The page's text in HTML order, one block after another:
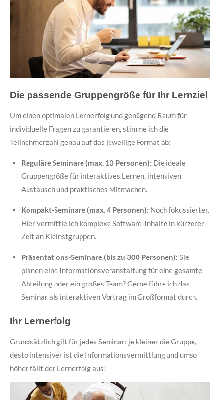
Die passende Gruppengröße für Ihr Lernziel
Um einen optimalen Lernerfolg und genügend Raum für
individuelle Fragen zu garantieren, stimme ich die
Teilnehmerzahl genau auf das jeweilige Format ab:
Reguläre Seminare (max. 10 Personen): Die ideale
Gruppengröße für interaktives Lernen, intensiven
Austausch und praktisches Mitmachen.
Kompakt-Seminare (max. 4 Personen): Noch fokussierter.
Hier vermittle ich komplexe Software-Inhalte in kürzerer
Zeit an Kleinstgruppen.
Präsentations-Seminare (bis zu 300 Personen): Sie
planen eine Informationsveranstaltung für eine gesamte
Abteilung oder ein großes Team? Gerne führe ich das
Seminar als interaktiven Vortrag im Großformat durch.
Ihr Lernerfolg
Grundsätzlich gilt für jedes Seminar: je kleiner die Gruppe,
desto intensiver ist die Informationsvermittlung und umso
höher fällt der Lernerfolg aus!